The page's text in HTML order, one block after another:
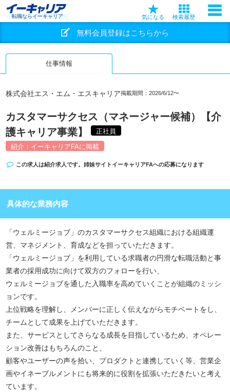
転職ならイーキャリア 気になる 検索履歴
無料会員登録はこちらから
仕事情報
株式会社エス・エム・エスキャリア掲載期間：2026/6/12〜
カスタマーサクセス（マネージャー候補）【介
護キャリア事業】
正社員
紹介：イーキャリアFAに掲載
この求人は紹介求人です。姉妹サイト イーキャリアFAへの応募になります
具体的な業務内容
「ウェルミージョブ」のカスタマーサクセス組織における組織運
営、マネジメント、育成などを担っていただきます。
「ウェルミージョブ」を利用している求職者の円滑な転職活動と事
業者の採用成功に向けて双方のフォローを行い、
ウェルミージョブを通した入職率を高めていくことが組織のミッシ
ョンです。
上位戦略を理解し、メンバーに正しく伝えながらモチベートをし、
チームとして成果を上げていただきます。
また、サービスとしてさらなる成長を目指しているため、オペレー
ション改善はもちろんのこと、
顧客やユーザーの声を拾い、プロダクトと連携していく等、営業企
画やイネーブルメントにも将来的に役割を拡張いただきたいと考え
ています。